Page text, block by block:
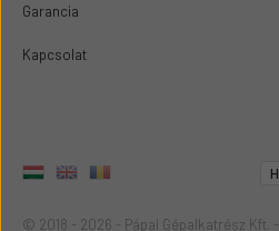
Garancia
Kapcsolat
© 2018 - 2026 - Pápai Gépalkatrész Kft. -